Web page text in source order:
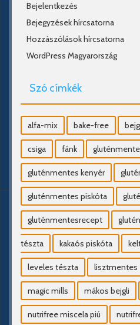
Bejelentkezés
Bejegyzések hírcsatorna
Hozzászólások hírcsatorna
WordPress Magyarország
Szó címkék
alfa-mix bake-free
csiga fánk
gluténmentes kenyér
gluténmentes piskóta
gluténmentesrecept
tészta kakaós piskóta
leveles tészta lisztmentes
magic mills mákos bejgli
nutrifree miscela piú